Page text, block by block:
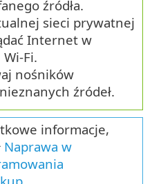
źródła.
sieci prywatnej
Internet w
Fi.
nośników
źródeł.
informacje,
Naprawa w